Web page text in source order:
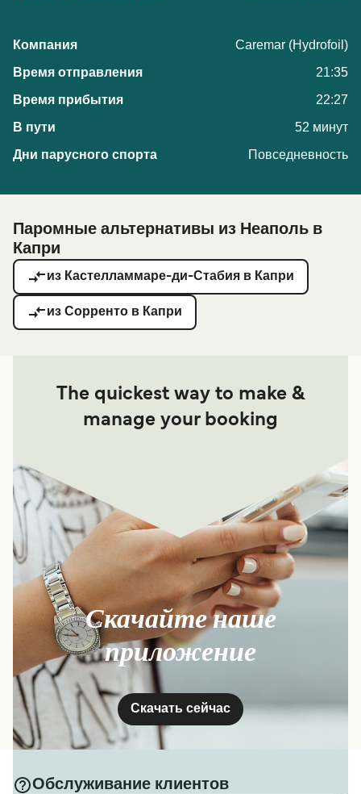
Caremar (Hydrofoil)
21:35
22:27
52 минут
Повседневность
Паромные альтернативы из Неаполь в
Капри
из Кастелламмаре-ди-Стабия в Капри
из Сорренто в Капри
The quickest way to make &
manage your booking
Скачайте наше
приложение
Скачать сейчас
Обслуживание клиентов